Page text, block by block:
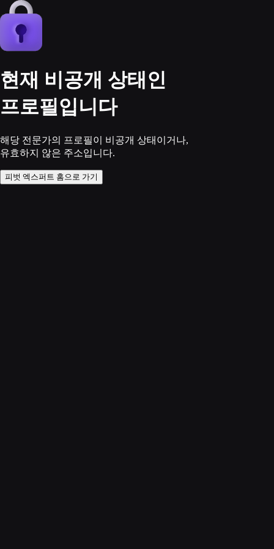
현재 비공개 상태인
프로필입니다
해당 전문가의 프로필이 비공개 상태이거나,
유효하지 않은 주소입니다.
피벗 엑스퍼트 홈으로 가기